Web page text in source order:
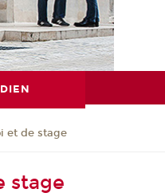
et de stage
stage